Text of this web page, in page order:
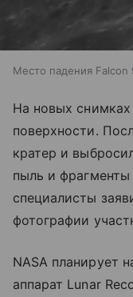
Место падения Falcon
На новых
поверхности.
кратер и
пыль и
специалисты
фотографии
NASA планирует
аппарат Lunar